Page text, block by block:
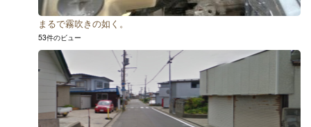
まるで霧吹きの如く。
53件のビュー